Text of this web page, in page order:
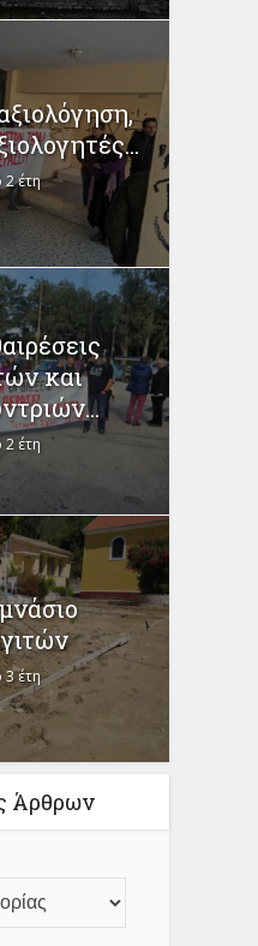
έτη
και
έτη
έτη
Άρθρων